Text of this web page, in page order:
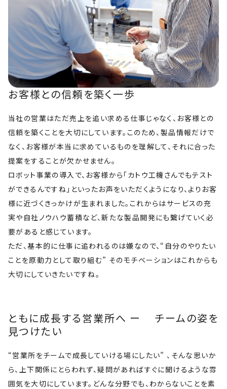
お客様との信頼を築く一歩
当社の営業はただ売上を追い求める仕事じゃなく、お客様との
信頼を築くことを大切にしています。このため、製品情報だけで
なく、お客様が本当に求めているものを理解して、それに合った
提案をすることが欠かせません。
ロボット事業の導入で、お客様から「カトウ工機さんでもテスト
ができるんですね」といったお声をいただくようになり、よりお客
様に近づくきっかけが生まれました。これからはサービスの充
実や自社ノウハウ蓄積など、新たな製品開発にも繋げていく必
要があると感じています。
ただ、基本的に仕事に追われるのは嫌なので、“自分のやりたい
ことを原動力として取り組む” そのモチベーションはこれからも
大切にしていきたいですね。
ともに成長する営業所へ ー チームの姿を
見つけたい
“営業所をチームで成長していける場にしたい” 、そんな思いか
ら、上下関係にとらわれず、疑問があればすぐに聞けるような雰
囲気を大切にしています。どんな分野でも、わからないことを素